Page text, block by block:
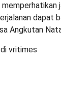
dapat
Angkutan
vritimes